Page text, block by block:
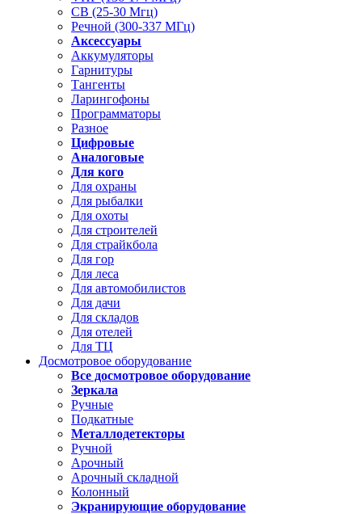
CB (25-30 Мгц)
Речной (300-337 МГц)
Аксессуары
Аккумуляторы
Гарнитуры
Тангенты
Ларингофоны
Программаторы
Разное
Цифровые
Аналоговые
Для кого
Для охраны
Для рыбалки
Для охоты
Для строителей
Для страйкбола
Для гор
Для леса
Для автомобилистов
Для дачи
Для складов
Для отелей
Для ТЦ
Досмотровое оборудование
Все досмотровое оборудование
Зеркала
Ручные
Подкатные
Металлодетекторы
Ручной
Арочный
Арочный складной
Колонный
Экранирующие оборудование